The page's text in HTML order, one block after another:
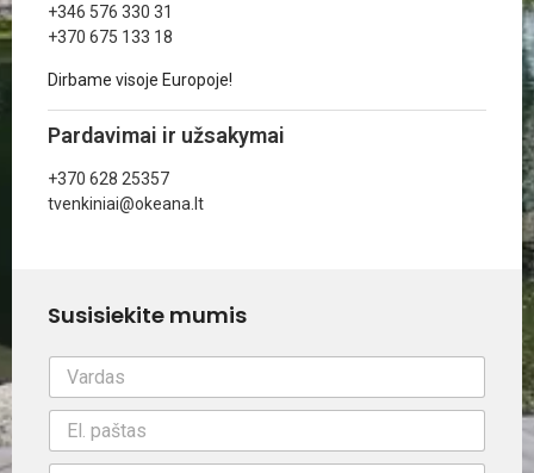
+346 576 330 31
+370 675 133 18
Dirbame visoje Europoje!
Pardavimai ir užsakymai
+370 628 25357
tvenkiniai@okeana.lt
Susisiekite mumis